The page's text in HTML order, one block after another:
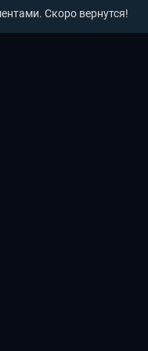
Скоро вернутся!